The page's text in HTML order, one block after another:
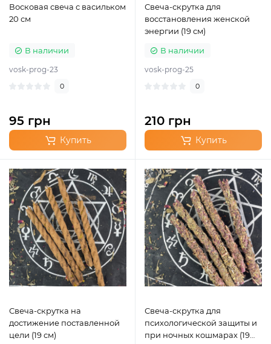
Восковая свеча с васильком
20 см
В наличии
vosk-prog-23
0
95 грн
Купить
Свеча-скрутка для
восстановления женской
энергии (19 см)
В наличии
vosk-prog-25
0
210 грн
Купить
Свеча-скрутка на
достижение поставленной
цели (19 см)
Свеча-скрутка для
психологической защиты и
при ночных кошмарах (19